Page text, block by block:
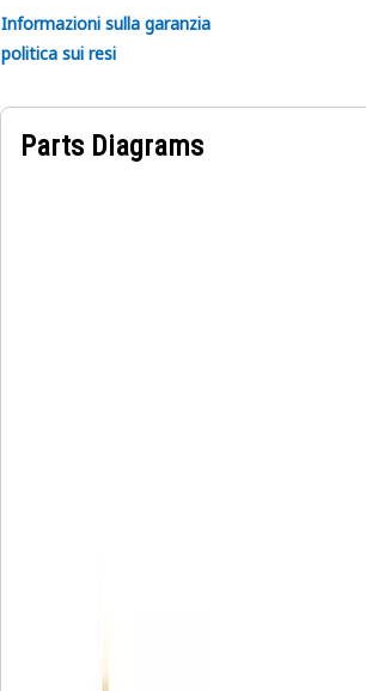
Informazioni sulla garanzia
politica sui resi
Parts Diagrams